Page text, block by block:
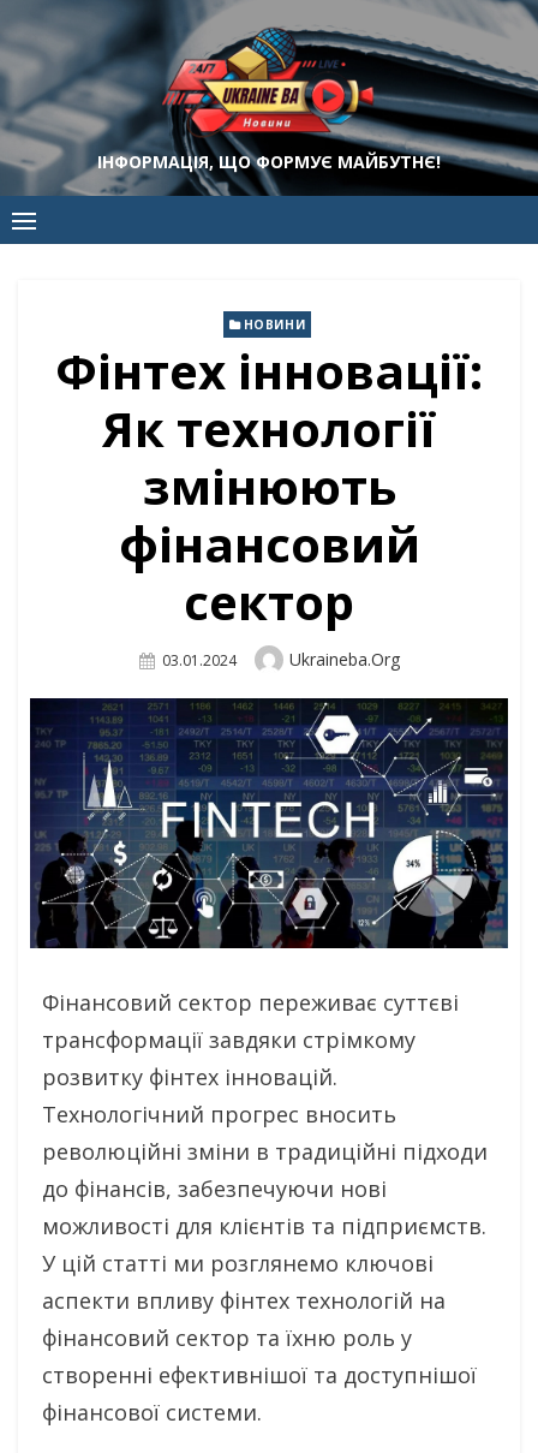
to
content
ІНФОРМАЦІЯ, ЩО ФОРМУЄ МАЙБУТНЄ!
НОВИНИ
Фінтех інновації:
Як технології
змінюють
фінансовий
сектор
Posted
03.01.2024 Author
Ukraineba.org
Фінансовий сектор переживає суттєві
трансформації завдяки стрімкому
розвитку фінтех інновацій.
Технологічний прогрес вносить
революційні зміни в традиційні підходи
до фінансів, забезпечуючи нові
можливості для клієнтів та підприємств.
У цій статті ми розглянемо ключові
аспекти впливу фінтех технологій на
фінансовий сектор та їхню роль у
створенні ефективнішої та доступнішої
фінансової системи.